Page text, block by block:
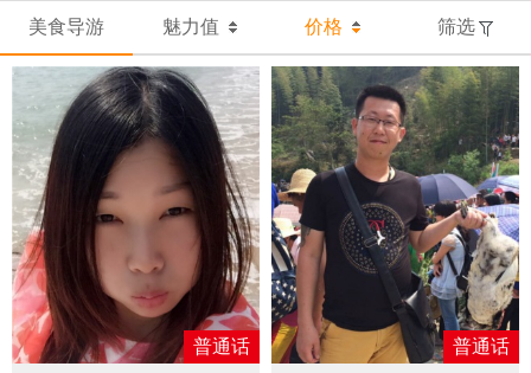
美食导游 魅力值 价格 筛选
普通话
普通话